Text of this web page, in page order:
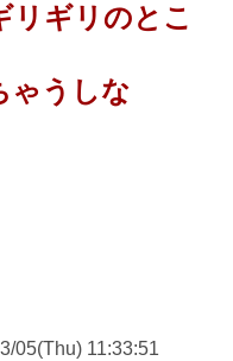
リギリのとこ
ゃうしな
05(Thu) 11:33:51